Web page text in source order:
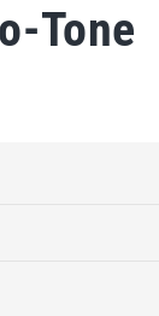
Tone